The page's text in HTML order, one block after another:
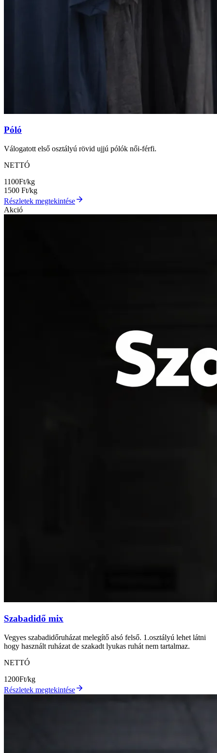
Póló
Válogatott első osztályú rövid ujjú pólók női-férfi.
NETTÓ
1100Ft/kg
1500 Ft/kg
Részletek megtekintése
Akció
Szabadidő mix
Vegyes szabadidőruházat melegítő alsó felső. 1.osztályú lehet látni
hogy használt ruházat de szakadt lyukas ruhát nem tartalmaz.
NETTÓ
1200Ft/kg
Részletek megtekintése